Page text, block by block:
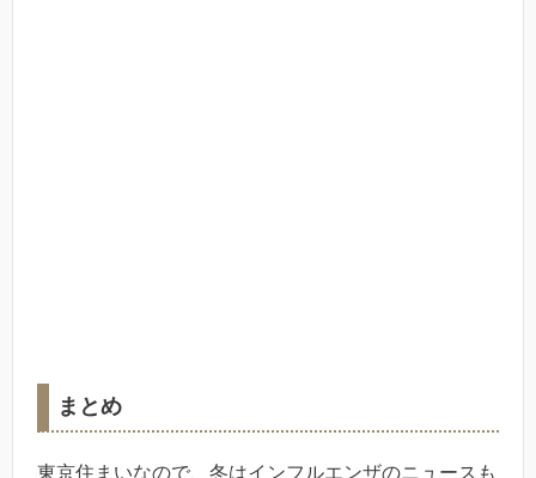
まとめ
東京住まいなので、冬はインフルエンザのニュースも